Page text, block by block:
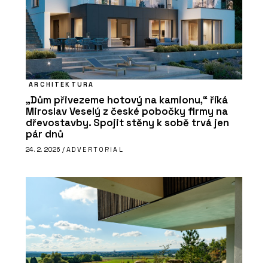
ARCHITEKTURA
„Dům přivezeme hotový na kamionu,“ říká
Miroslav Veselý z české pobočky firmy na
dřevostavby. Spojit stěny k sobě trvá jen
pár dnů
24. 2. 2026 / ADVERTORIAL